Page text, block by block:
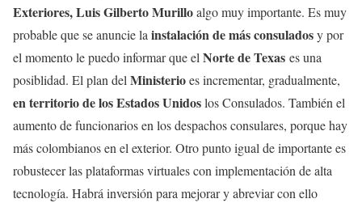
Exteriores, Luis Gilberto Murilloalgo muy importante. Es muy
probable que se anuncie la instalación de más consuladosy por
el momento le puedo informar que el Norte de Texas es una
posiblidad. El plan del Ministerioes incrementar, gradualmente,
en territorio de los Estados Unidoslos Consulados. También el
aumento de funcionarios en los despachos consulares, porque hay
más colombianos en el exterior. Otro punto igual de importante es
robustecer las plataformas virtuales con implementación de alta
tecnología. Habrá inversión para mejorar y abreviar con ello